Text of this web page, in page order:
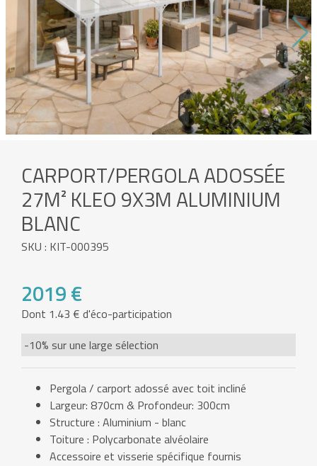
CARPORT/PERGOLA ADOSSÉE
27M² KLEO 9X3M ALUMINIUM
BLANC
SKU : KIT-000395
2019 €
Dont 1.43 € d'éco-participation
-10% sur une large sélection
Pergola / carport adossé avec toit incliné
Largeur: 870cm & Profondeur: 300cm
Structure : Aluminium - blanc
Toiture : Polycarbonate alvéolaire
Accessoire et visserie spécifique fournis